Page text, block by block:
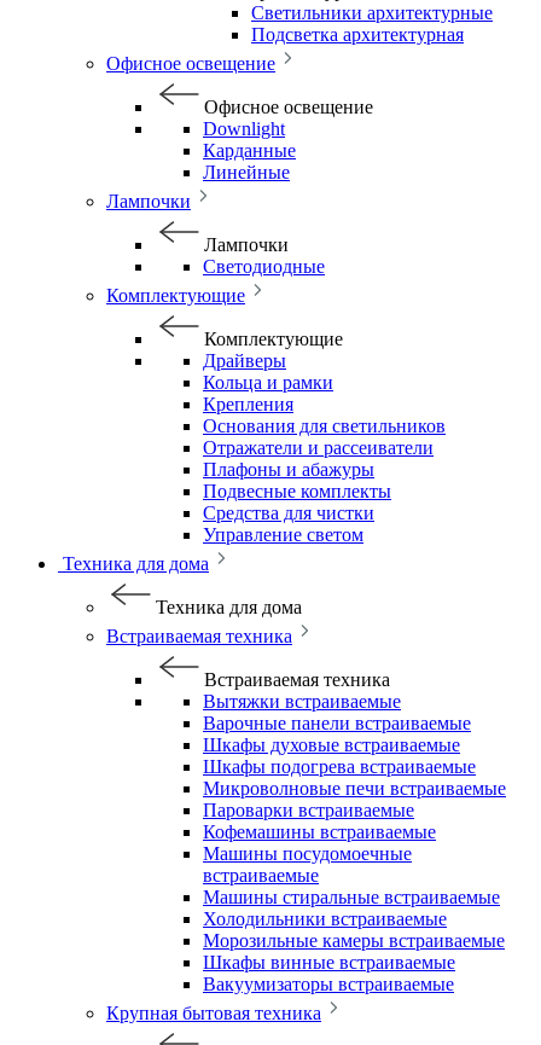
Светильники архитектурные
Подсветка архитектурная
Офисное освещение
Офисное освещение
Downlight
Карданные
Линейные
Лампочки
Лампочки
Светодиодные
Комплектующие
Комплектующие
Драйверы
Кольца и рамки
Крепления
Основания для светильников
Отражатели и рассеиватели
Плафоны и абажуры
Подвесные комплекты
Средства для чистки
Управление светом
Техника для дома
Техника для дома
Встраиваемая техника
Встраиваемая техника
Вытяжки встраиваемые
Варочные панели встраиваемые
Шкафы духовые встраиваемые
Шкафы подогрева встраиваемые
Микроволновые печи встраиваемые
Пароварки встраиваемые
Кофемашины встраиваемые
Машины посудомоечные
встраиваемые
Машины стиральные встраиваемые
Холодильники встраиваемые
Морозильные камеры встраиваемые
Шкафы винные встраиваемые
Вакуумизаторы встраиваемые
Крупная бытовая техника